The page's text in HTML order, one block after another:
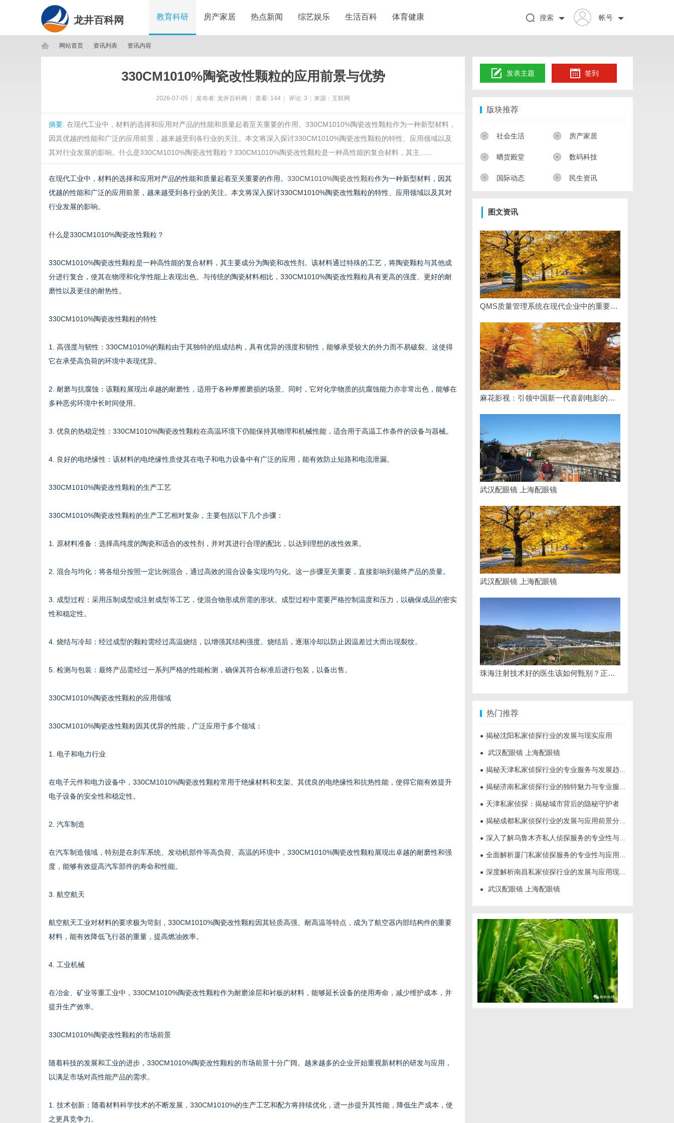
龙井百科网 教育科研 房产家居 热点新闻 综艺娱乐 生活百科 体育健康 帐号
搜索
网站首页 资讯列表 资讯内容
330CM1010%陶瓷改性颗粒的应用前景与优势
2026-07-05 发布者: 龙井百科网 查看: 144 评论: 3 来源：互联网
摘要: 在现代工业中，材料的选择和应用对产品的性能和质量起着至关重要的作用。330CM1010%陶瓷改性颗粒作为一种新型材料，
因其优越的性能和广泛的应用前景，越来越受到各行业的关注。本文将深入探讨330CM1010%陶瓷改性颗粒的特性、应用领域以及
其对行业发展的影响。什么是330CM1010%陶瓷改性颗粒？330CM1010%陶瓷改性颗粒是一种高性能的复合材料，其主......
在现代工业中，材料的选择和应用对产品的性能和质量起着至关重要的作用。 330CM1010%陶瓷改性颗粒作为一种新型材料，因其
优越的性能和广泛的应用前景，越来越受到各行业的关注。本文将深入探讨330CM1010%陶瓷改性颗粒的特性、应用领域以及其对
行业发展的影响。
什么是330CM1010%陶瓷改性颗粒？
330CM1010%陶瓷改性颗粒是一种高性能的复合材料，其主要成分为陶瓷和改性剂。该材料通过特殊的工艺，将陶瓷颗粒与其他成
分进行复合，使其在物理和化学性能上表现出色。与传统的陶瓷材料相比，330CM1010%陶瓷改性颗粒具有更高的强度、更好的耐
磨性以及更佳的耐热性。
330CM1010%陶瓷改性颗粒的特性
1. 高强度与韧性：330CM1010%的颗粒由于其独特的组成结构，具有优异的强度和韧性，能够承受较大的外力而不易破裂。这使得
它在承受高负荷的环境中表现优异。
2. 耐磨与抗腐蚀：该颗粒展现出卓越的耐磨性，适用于各种摩擦磨损的场景。同时，它对化学物质的抗腐蚀能力亦非常出色，能够在
多种恶劣环境中长时间使用。
3. 优良的热稳定性：330CM1010%陶瓷改性颗粒在高温环境下仍能保持其物理和机械性能，适合用于高温工作条件的设备与器械。
4. 良好的电绝缘性：该材料的电绝缘性质使其在电子和电力设备中有广泛的应用，能有效防止短路和电流泄漏。
330CM1010%陶瓷改性颗粒的生产工艺
330CM1010%陶瓷改性颗粒的生产工艺相对复杂，主要包括以下几个步骤：
1. 原材料准备：选择高纯度的陶瓷和适合的改性剂，并对其进行合理的配比，以达到理想的改性效果。
2. 混合与均化：将各组分按照一定比例混合，通过高效的混合设备实现均匀化。这一步骤至关重要，直接影响到最终产品的质量。
3. 成型过程：采用压制成型或注射成型等工艺，使混合物形成所需的形状。成型过程中需要严格控制温度和压力，以确保成品的密实
性和稳定性。
4. 烧结与冷却：经过成型的颗粒需经过高温烧结，以增强其结构强度。烧结后，逐渐冷却以防止因温差过大而出现裂纹。
5. 检测与包装：最终产品需经过一系列严格的性能检测，确保其符合标准后进行包装，以备出售。
330CM1010%陶瓷改性颗粒的应用领域
330CM1010%陶瓷改性颗粒因其优异的性能，广泛应用于多个领域：
1. 电子和电力行业
在电子元件和电力设备中，330CM1010%陶瓷改性颗粒常用于绝缘材料和支架。其优良的电绝缘性和抗热性能，使得它能有效提升
电子设备的安全性和稳定性。
2. 汽车制造
在汽车制造领域，特别是在刹车系统、发动机部件等高负荷、高温的环境中，330CM1010%陶瓷改性颗粒展现出卓越的耐磨性和强
度，能够有效提高汽车部件的寿命和性能。
3. 航空航天
航空航天工业对材料的要求极为苛刻，330CM1010%陶瓷改性颗粒因其轻质高强、耐高温等特点，成为了航空器内部结构件的重要
材料，能有效降低飞行器的重量，提高燃油效率。
4. 工业机械
在冶金、矿业等重工业中，330CM1010%陶瓷改性颗粒作为耐磨涂层和衬板的材料，能够延长设备的使用寿命，减少维护成本，并
提升生产效率。
330CM1010%陶瓷改性颗粒的市场前景
随着科技的发展和工业的进步，330CM1010%陶瓷改性颗粒的市场前景十分广阔。越来越多的企业开始重视新材料的研发与应用，
以满足市场对高性能产品的需求。
1. 技术创新：随着材料科学技术的不断发展，330CM1010%的生产工艺和配方将持续优化，进一步提升其性能，降低生产成本，使
之更具竞争力。
发表主题 签到
版块推荐
社会生活 房产家居
晒货殿堂 数码科技
国际动态 民生资讯
图文资讯
QMS质量管理系统在现代企业中的重要性与应用实践
麻花影视：引领中国新一代喜剧电影的创新力量
武汉配眼镜 上海配眼镜
武汉配眼镜 上海配眼镜
珠海注射技术好的医生该如何甄别？正规医美医师资质核查指南
热门推荐
● 揭秘沈阳私家侦探行业的发展与现实应用
● 武汉配眼镜 上海配眼镜
● 揭秘天津私家侦探行业的专业服务与发展趋势
● 揭秘济南私家侦探行业的独特魅力与专业服务
● 天津私家侦探：揭秘城市背后的隐秘守护者
● 揭秘成都私家侦探行业的发展与应用前景分析
● 深入了解乌鲁木齐私人侦探服务的专业性与应用领域
● 全面解析厦门私家侦探服务的专业性与应用场景
● 深度解析南昌私家侦探行业的发展与应用现状
● 武汉配眼镜 上海配眼镜